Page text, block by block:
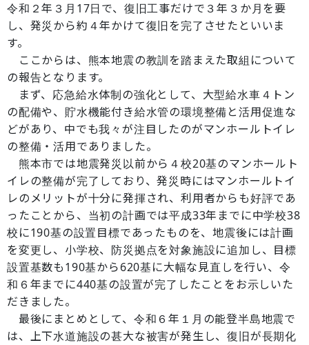
令和２年３月17日で、復旧工事だけで３年３か月を要
し、発災から約４年かけて復旧を完了させたといいま
す。
ここからは、熊本地震の教訓を踏まえた取組について
の報告となります。
まず、応急給水体制の強化として、大型給水車４トン
の配備や、貯水機能付き給水管の環境整備と活用促進な
どがあり、中でも我々が注目したのがマンホールトイレ
の整備・活用でありました。
熊本市では地震発災以前から４校20基のマンホールト
イレの整備が完了しており、発災時にはマンホールトイ
レのメリットが十分に発揮され、利用者からも好評であ
ったことから、当初の計画では平成33年までに中学校38
校に190基の設置目標であったものを、地震後には計画
を変更し、小学校、防災拠点を対象施設に追加し、目標
設置基数も190基から620基に大幅な見直しを行い、令
和６年までに440基の設置が完了したことをお示しいた
だきました。
最後にまとめとして、令和６年１月の能登半島地震で
は、上下水道施設の甚大な被害が発生し、復旧が長期化